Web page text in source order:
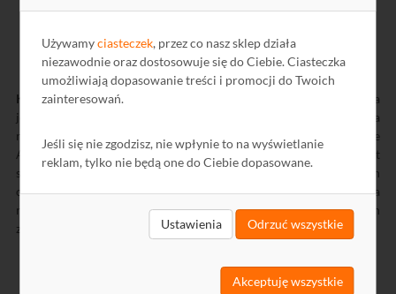
Używamyciasteczek, przez co nasz sklep działa
niezawodnie oraz dostosowuje się do Ciebie. Ciasteczka
umożliwiają dopasowanie treści i promocji do Twoich
zainteresowań.
Jeśli się nie zgodzisz, nie wpłynie to na wyświetlanie
reklam, tylko nie będą one do Ciebie dopasowane.
Ustawienia Odrzuć wszystkie
Akceptuję wszystkie
Kamera Protect C240 (AHD, 1080P, M12)
przeznaczona
jest do systemu monitoringu wizyjnego pojazdów. Pozwala na
nagrywanie obrazu wideo w rozdzielczości 1080p w standardzie
AHD. Wysoka czułość przetwornika CMOS z serii StarLight
sprawia, że nagrania są wyraźne nawet w gorszych warunkach
oświetleniowych. Stałoogniskowy obiektyw urządzenia zapewnia
rejestrację szerokiego pola widzenia 100°, przy bardzo małych
zniekształceniach.